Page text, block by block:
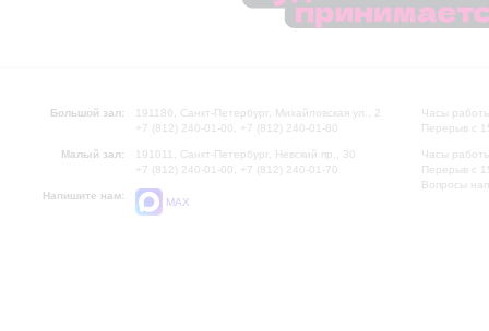
Большой зал:
191186, Санкт-Петербург, Михайловская ул., 2
+7 (812) 240-01-00, +7 (812) 240-01-80
Малый зал:
191011, Санкт-Петербург, Невский пр., 30
+7 (812) 240-01-00, +7 (812) 240-01-70
Напишите нам:
MAX
Часы
Перерыв с
Часы
Перерыв с
Вопросы